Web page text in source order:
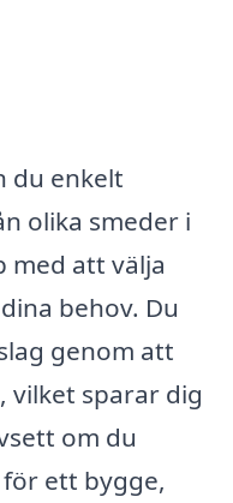
du enkelt
olika smeder i
med att välja
behov. Du
genom att
vilket sparar dig
om du
ett bygge,